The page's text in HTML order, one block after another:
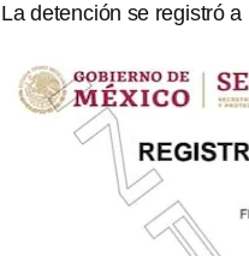
La detención se registró